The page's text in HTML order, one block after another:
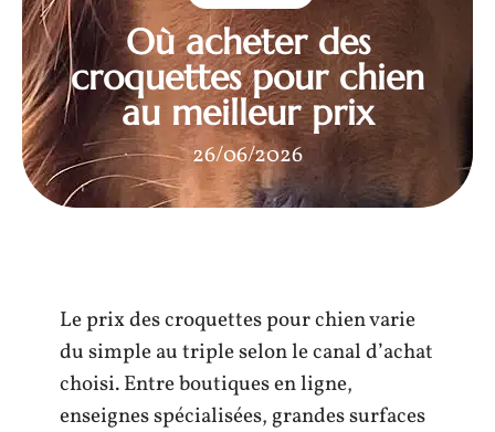
Où acheter des
croquettes pour chien
au meilleur prix
26/06/2026
Le prix des croquettes pour chien varie
du simple au triple selon le canal d’achat
choisi. Entre boutiques en ligne,
enseignes spécialisées, grandes surfaces